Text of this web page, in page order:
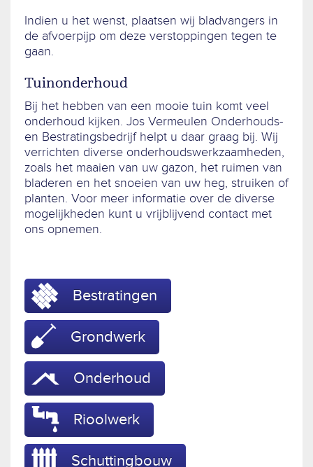
Indien u het wenst, plaatsen wij bladvangers in
de afvoerpijp om deze verstoppingen tegen te
gaan.
Tuinonderhoud
Bij het hebben van een mooie tuin komt veel
onderhoud kijken. Jos Vermeulen Onderhouds-
en Bestratingsbedrijf helpt u daar graag bij. Wij
verrichten diverse onderhoudswerkzaamheden,
zoals het maaien van uw gazon, het ruimen van
bladeren en het snoeien van uw heg, struiken of
planten. Voor meer informatie over de diverse
mogelijkheden kunt u vrijblijvend contact met
ons opnemen.
Bestratingen
Grondwerk
Onderhoud
Rioolwerk
Schuttingbouw